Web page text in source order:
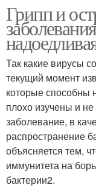
Грипп и
Так какие вирусы
текущий момент
которые способны
плохо изучены и
заболевание, в
распространение
объясняется тем,
иммунитета на
бактерии2.